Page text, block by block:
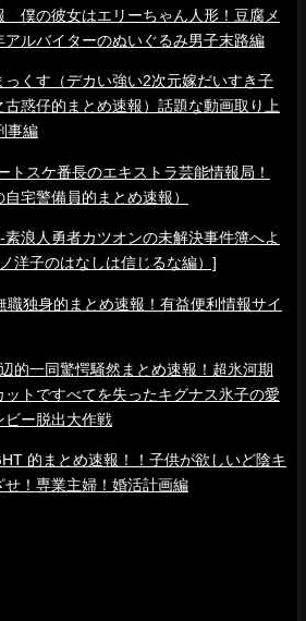
僕の彼女はエリーちゃん人形！豆腐メ
アルバイターのぬいぐるみ男子末路編
っくす（デカい強い2次元嫁だいすき子
惑仔的まとめ速報）話題な動画取り上
事編
トスケ番長のエキストラ芸能情報局！
宅警備員的まとめ速報）
浪人勇者カツオンの未解決事件簿へよ
洋子のはなしは信じるな編）]
身的まとめ速報！有益便利情報サイ
的一同驚愕騒然まとめ速報！超氷河期
トですべてを失ったキグナス氷子の愛
ビー脱出大作戦
的まとめ速報！！子供が欲しいど陰キ
せ！専業主婦！婚活計画編